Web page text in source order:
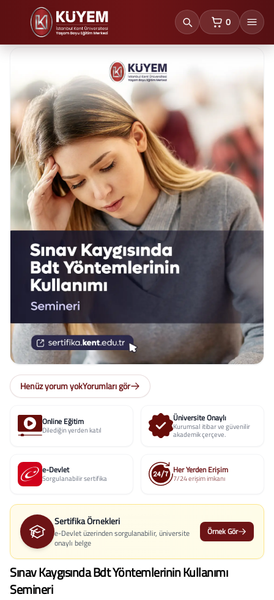
0
sepetteki
Henüz yorum yokYorumları gör
Online Eğitim
Dilediğin yerden katıl
Üniversite Onaylı
Kurumsal itibar ve güvenilir
akademik çerçeve.
e-Devlet
Sorgulanabilir sertifika
Her Yerden Erişim
7/24 erişim imkanı
Sertifika Örnekleri
e-Devlet üzerinden sorgulanabilir, üniversite
onaylı belge
Örnek Gör
Sınav Kaygısında Bdt Yöntemlerinin Kullanımı
Semineri